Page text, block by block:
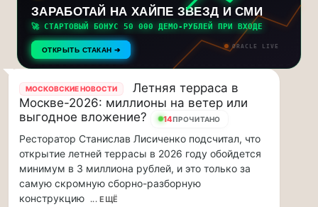
Друзья,
приглашаем
на
музыкальную
прогулку
по
Москве
Чайковского!…
Друзья,
приглашаем
на
музыкальную
чат-
мессенджер,
новости
и
инсайды
Москвы
ЗАРАБОТАЙ НА ХАЙПЕ ЗВЕЗД И СМИ
🚀 СТАРТОВЫЙ БОНУС 50 000 ДЕМО-РУБЛЕЙ ПРИ ВХОДЕ
ОТКРЫТЬ СТАКАН ➔ ORACLE LIVE
МОСКОВСКИЕ НОВОСТИ
Летняя терраса в
Москве-2026: миллионы на ветер или
выгодное вложение?
14ПРОЧИТАНО
Ресторатор Станислав Лисиченко подсчитал, что
открытие летней террасы в 2026 году обойдется
минимум в 3 миллиона рублей, и это только за
самую скромную сборно-разборную
конструкцию ... ЕЩЁ